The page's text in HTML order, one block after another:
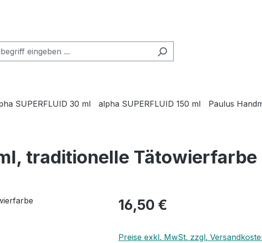
SUPERFLUID 30 ml alpha SUPERFLUID 150 ml Paulus
traditionelle Tätowierfarbe
Regulärer Preis:
16,50 €
Preise exkl. MwSt. zzgl.